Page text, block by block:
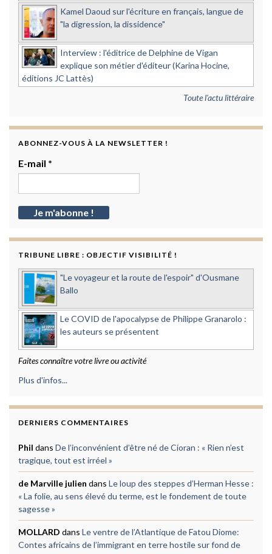
Kamel Daoud sur l'écriture en français, langue de
"la digression, la dissidence"
Interview : l'éditrice de Delphine de Vigan
explique son métier d'éditeur (Karina Hocine,
éditions JC Lattès)
Toute l'actu littéraire
ABONNEZ-VOUS À LA NEWSLETTER !
E-mail *
TRIBUNE LIBRE : OBJECTIF VISIBILITÉ !
"Le voyageur et la route de l'espoir" d'Ousmane
Ballo
Le COVID de l'apocalypse de Philippe Granarolo :
les auteurs se présentent
Faites connaître votre livre ou activité
Plus d'infos...
DERNIERS COMMENTAIRES
Phil dans De l’inconvénient d’être né de Cioran : « Rien n’est
tragique, tout est irréel »
de Marville julien dans Le loup des steppes d’Herman Hesse :
« La folie, au sens élevé du terme, est le fondement de toute
sagesse »
MOLLARD dans Le ventre de l’Atlantique de Fatou Diome:
Contes africains de l’immigrant en terre hostile sur fond de